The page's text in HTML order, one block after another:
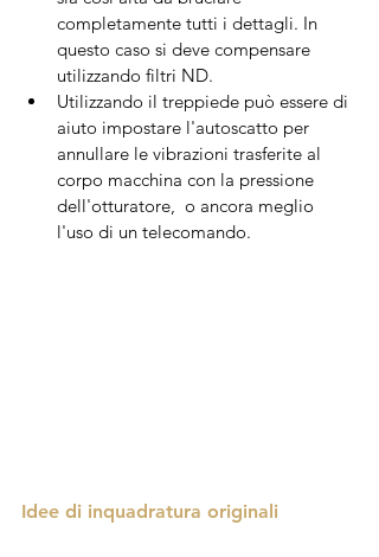
completamente tutti i dettagli. In
questo caso si deve compensare
utilizzando filtri ND.
Utilizzando il treppiede può essere di
aiuto impostare l'autoscatto per
annullare le vibrazioni trasferite al
corpo macchina con la pressione
dell'otturatore,  o ancora meglio
l'uso di un telecomando.
Idee di inquadratura originali